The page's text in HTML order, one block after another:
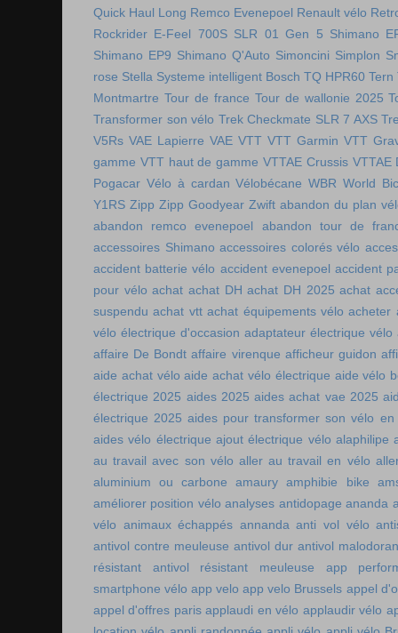
Quick Haul Long Remco Evenepoel Renault vélo
Rockrider E-Feel 700S SLR 01 Gen 5 Shimano
Shimano EP9 Shimano Q'Auto Simoncini Simplon
rose Stella Systeme intelligent Bosch TQ HPR60 Tern
Montmartre Tour de france Tour de wallonie 2025
Transformer son vélo Trek Checkmate SLR 7 AXS
V5Rs VAE Lapierre VAE VTT VTT Garmin VTT
gamme VTT haut de gamme VTTAE Crussis VTTAE
Pogacar Vélo à cardan Vélobécane WBR World
Y1RS Zipp Zipp Goodyear Zwift abandon du plan
abandon remco evenepoel
abandon tour de
accessoires Shimano accessoires colorés vélo
accident batterie vélo accident evenepoel accident
pour vélo achat achat DH achat DH 2025 achat
suspendu achat vtt achat équipements vélo acheter
vélo électrique d'occasion adaptateur électrique vélo
affaire De Bondt affaire virenque afficheur guidon
aide achat vélo aide achat vélo électrique aide vélo
électrique 2025 aides 2025 aides achat vae 2025
électrique 2025 aides pour transformer son vélo en
aides vélo électrique ajout électrique vélo alaphilipe
au travail avec son vélo aller au travail en vélo
aluminium ou carbone
amaury amphibie bike
améliorer position vélo analyses antidopage ananda
vélo animaux échappés annanda anti vol vélo
antivol contre meuleuse antivol dur antivol
résistant
antivol résistant meuleuse
app
smartphone vélo app velo app velo Brussels appel
appel d'offres paris applaudi en vélo applaudir vélo